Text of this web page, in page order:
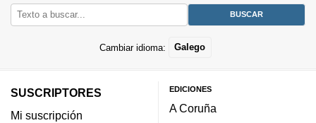
Cambiar idioma: Galego
SUSCRIPTORES
Mi suscripción
EDICIONES
A Coruña